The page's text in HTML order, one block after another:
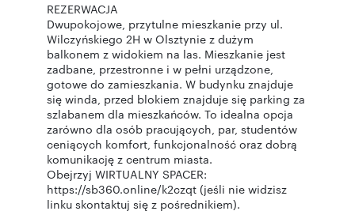
REZERWACJA
Dwupokojowe, przytulne mieszkanie przy ul.
Wilczyńskiego 2H w Olsztynie z dużym
balkonem z widokiem na las. Mieszkanie jest
zadbane, przestronne i w pełni urządzone,
gotowe do zamieszkania. W budynku znajduje
się winda, przed blokiem znajduje się parking za
szlabanem dla mieszkańców. To idealna opcja
zarówno dla osób pracujących, par, studentów
ceniących komfort, funkcjonalność oraz dobrą
komunikację z centrum miasta.
Obejrzyj WIRTUALNY SPACER:
https://sb360.online/k2czqt (jeśli nie widzisz
linku skontaktuj się z pośrednikiem).